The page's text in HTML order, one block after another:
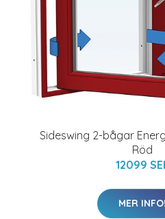
Sideswing 2-bågar
Röd
12099
MER INFO!